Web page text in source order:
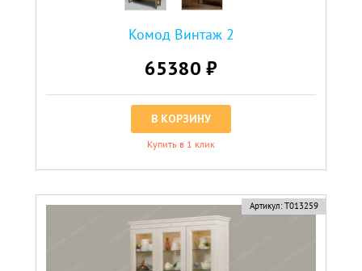
Комод Винтаж 2
65380 ₽
В КОРЗИНУ
Купить в 1 клик
Артикул: Т013259